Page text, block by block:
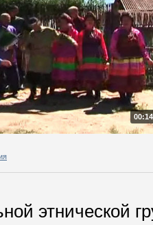
этнической